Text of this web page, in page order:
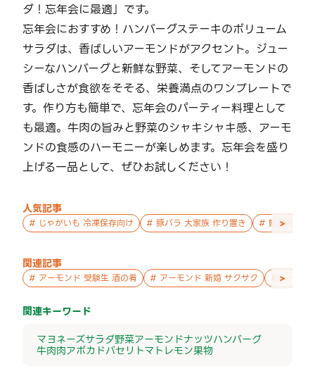
ダ！忘年会に最適」です。
忘年会におすすめ！ハンバーグステーキのボリューム
サラダは、香ばしいアーモンドがアクセント。ジュー
シーなハンバーグと新鮮な野菜、そしてアーモンドの
香ばしさが食欲をそそる、栄養満点のワンプレートで
す。作り方も簡単で、忘年会のパーティー料理として
も最適。牛肉の旨みと野菜のシャキシャキ感、アーモ
ンドの食感のハーモニーが楽しめます。忘年会を盛り
上げる一品として、ぜひお試しください！
人気記事
# じゃがいも 冷凍保存向け # 豚バラ 大家族 作り置き # 鮭 親子 作
>
関連記事
# アーモンド 受験生 酒の肴 # アーモンド 新婚 サクサク #アーモ
>
関連キーワード
マヨネーズサラダ野菜アーモンドナッツハンバーグ
牛肉肉アボカドパセリ トマトレモン果物